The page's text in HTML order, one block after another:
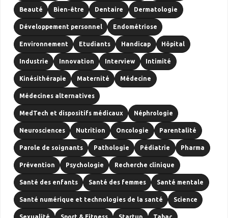
Beauté Bien-être Dentaire Dermatologie
Développement personnel Endométriose
Environnement Etudiants Handicap Hôpital
Industrie Innovation Interview Intimité
Kinésithérapie Maternité Médecine
Médecines alternatives
MedTech et dispositifs médicaux Néphrologie
Neurosciences Nutrition Oncologie Parentalité
Parole de soignants Pathologie Pédiatrie Pharma
Prévention Psychologie Recherche clinique
Santé des enfants Santé des femmes Santé mentale
Santé numérique et technologies de la santé Science
Sexualité Sport & Fitness Startup Tabac